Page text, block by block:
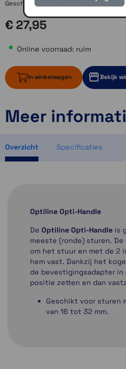
Geschikt voor sturen met een diameter
€ 27,95
Online voorraad: ruim
In winkelwagen Bekijk
ruim op voorraad
2 op voorraad
Meer
Overzicht Specificaties
Optiline Opti-Handle
De Optiline Opti-Handle is
meeste (ronde) sturen.
om het stuur en met de 2
hem vast. Dankzij het
de bevestigingsadapter in
positie zetten en dan
Geschikt voor sturen
van 16 tot 32 mm.